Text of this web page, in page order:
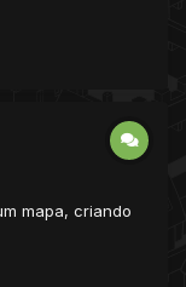
mapa, criando